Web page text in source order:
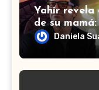
Yahir revela
de su
soy, que
Daniela